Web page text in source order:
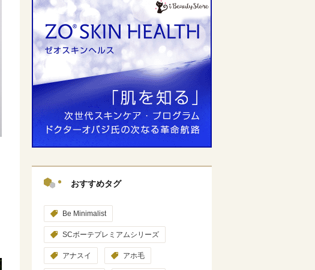
おすすめタグ
Be Minimalist
SCボーテプレミアムシリーズ
アナスイ アホ毛